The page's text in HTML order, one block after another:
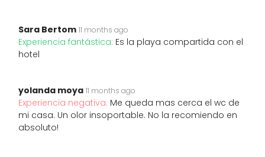
Sara Bertom 11 months ago
Experiencia fantástica: Es la playa compartida con el
hotel
yolanda moya 11 months ago
Experiencia negativa: Me queda mas cerca el wc de
mi casa. Un olor insoportable. No la recomiendo en
absoluto!